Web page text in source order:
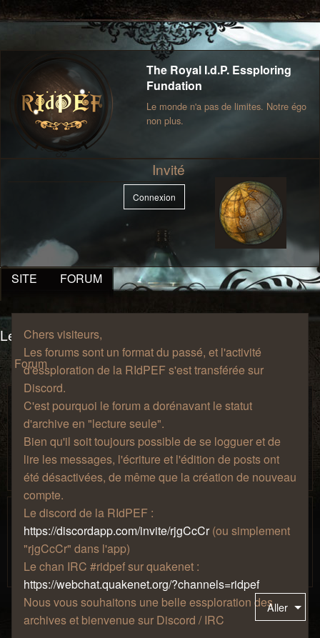
The Royal I.d.P. Essploring
Fundation
Le monde n'a pas de limites. Notre égo
non plus.
Invité
Connexion
SITE FORUM
Chers visiteurs,
Les forums sont un format du passé, et l'activité
d'essploration de la RIdPEF s'est transférée sur
Discord.
C'est pourquoi le forum a dorénavant le statut
d'archive en "lecture seule".
Bien qu'il soit toujours possible de se logguer et de
lire les messages, l'écriture et l'édition de posts ont
été désactivées, de même que la création de nouveau
compte.
Le discord de la RIdPEF :
https://discordapp.com/invite/rjgCcCr(ou simplement
"rjgCcCr" dans l'app)
Le chan IRC #ridpef sur quakenet :
https://webchat.quakenet.org/?channels=ridpef
Nous vous souhaitons une belle essploration des
archives et bienvenue sur Discord / IRC
Les salons du manoir Von Mortekai
Forum
Discussions au coin du feu
Prenez une chopine, installez-vous confortablement sur un
fauteuil à côté de la cheminée, puis discutez de tout, de
rien, et de n'importe quoi ! Votre musique préférée, vos
passions les plus étranges, votre amour pour le café, tout
ceci a sa place ici.
Jeux-vidéo
Parce que les jeux-vidéo c'est sympa. Si vous vouler jouer
ensemble, participer à la vie de notre serveur minecraft,
présenter votre collection ou parler de votre jeu du
moment, c'est l'endroit !
Aller